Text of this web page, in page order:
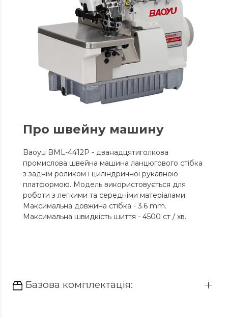
Про швейну машину
Baoyu BML-4412P - дванадцятиголкова
промислова швейна машина ланцюгового стібка
з заднім роликом і циліндричної рукавною
платформою. Модель використовується для
роботи з легкими та середніми матеріалами.
Максимальна довжина стібка - 3.6 mm.
Максимальна швидкість шиття - 4500 ст / хв.
Базова комплектація: